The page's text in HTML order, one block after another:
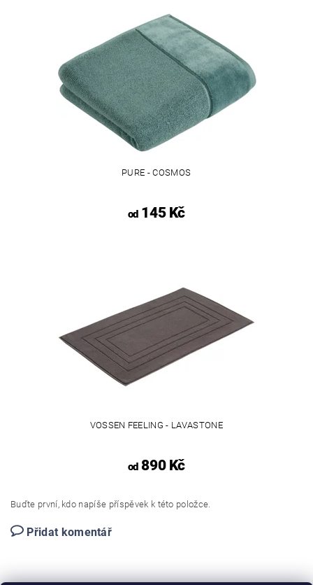
PURE - COSMOS
od145 Kč
VOSSEN FEELING - LAVASTONE
od890 Kč
Buďte první, kdo napíše příspěvek k této položce.
Přidat komentář